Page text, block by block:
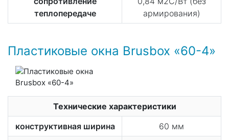
теплопередаче
армирования)
Пластиковые окна Brusbox «60-4»
Технические характеристики
конструктивная ширина
60 мм